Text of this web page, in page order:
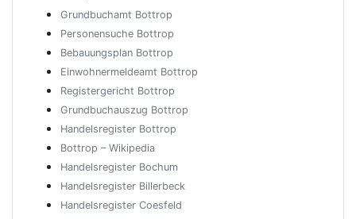
Grundbuchamt Bottrop
Personensuche Bottrop
Bebauungsplan Bottrop
Einwohnermeldeamt Bottrop
Registergericht Bottrop
Grundbuchauszug Bottrop
Handelsregister Bottrop
Bottrop – Wikipedia
Handelsregister Bochum
Handelsregister Billerbeck
Handelsregister Coesfeld